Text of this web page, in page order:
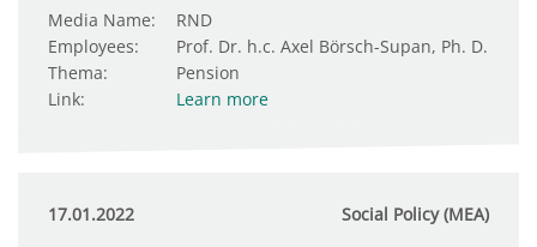
Media Name:
RND
Employees:
Prof. Dr. h.c. Axel Börsch-Supan, Ph. D.
Thema:
Pension
Link:
Learn more
17.01.2022 Social Policy (MEA)